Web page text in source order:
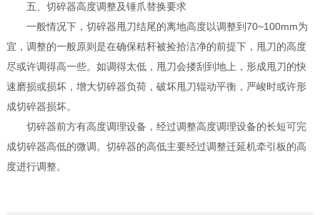
五、切碎器高度调整及锤爪替换要求
一般情况下，切碎器甩刀结尾的离地高度以调整到70~100mm为
宜，调整的一般原则是在确保秸秆被捡拾洁净的前提下，甩刀的高度
尽或许调得高一些。如调得太低，甩刀会搂刮到地上，形成甩刀的快
速磨损或损坏，增大切碎器负荷，破坏甩刀辊动平衡，严峻时或许形
成切碎器损坏。
切碎器前方有高度调理设备，经过调整高度调理设备的长短可完
成切碎器高低的微调。切碎器的高低主要经过调整迁延机牵引板的高
度进行调整。